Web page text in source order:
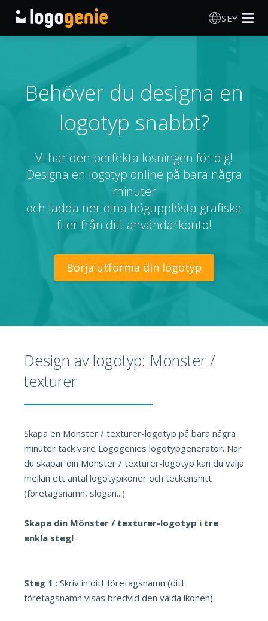
SE
AI logotypgenerator
Logotypidéer
Tryckta produkter
Om Oss
Blogg
LOGGA IN
Behöver du designa en
logotyp snabbt?
Vi har den perfekta lösningen för dig!
Designa en logotyp online på bara några
minuter
och ladda ner dina högupplösta grafiska
filer från ditt användarkonto!
Börja utforma din logotyp
Design av logotyp: Mönster /
texturer
Skapa en Mönster / texturer-logotyp på bara några
minuter tack vare Logogenies logotypgenerator. När
du skapar din Mönster / texturer-logotyp kan du välja
mellan ett antal logotypikoner och teckensnitt
(företagsnamn, slogan...)
Skapa din Mönster / texturer-logotyp i tre
enkla steg!
Steg 1 : Skriv in ditt företagsnamn (ditt
företagsnamn visas bredvid den valda ikonen).